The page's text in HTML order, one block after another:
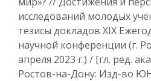
исследований молодых
тезисы докладов XIX
научной конференции (г.
апреля 2023 г.) / [гл. ред.
Ростов-на-Дону: Изд-во